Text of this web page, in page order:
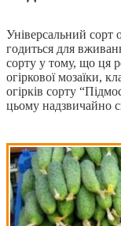
Універсальний сорт
годиться для
сорту у тому, що ця
огіркової мозаїки,
огірків сорту
цьому надзвичайно